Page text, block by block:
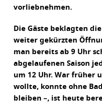
vorliebnehmen.
Die Gäste beklagten
weiter gekürzten
man bereits ab 9 Uhr
abgelaufenen Saison
um 12 Uhr. War früher
wollte, konnte ohne
bleiben –, ist heute